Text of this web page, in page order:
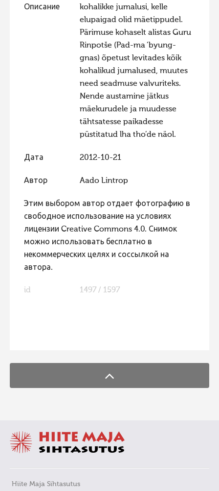
Фотоконкурс 2017
Фотоконкурс 2016
Фотоконкурс 2014
Фотоконкурс 2013
Фотоконкурс 2011
Фотоконкурс 2008
Описание
kohalikke jumalusi, kelle
elupaigad olid mäetippudel.
Pärimuse kohaselt alistas Guru
Rinpotše (Pad-ma ‘byung-
gnas) õpetust levitades kõik
kohalikud jumalused, muutes
need seadmuse valvuriteks.
Nende austamine jätkus
mäekurudele ja muudesse
tähtsatesse paikadesse
püstitatud lha tho’de näol.
Дата 2012-10-21
Автор Aado Lintrop
Этим выбором автор отдает фотографию в
свободное использование на условиях
лицензии Creative Commons 4.0. Снимок
можно использовать бесплатно в
некоммерческих целях и соссылкой на
автора.
id 1497 / 1597
Hiite Maja Sihtasutus